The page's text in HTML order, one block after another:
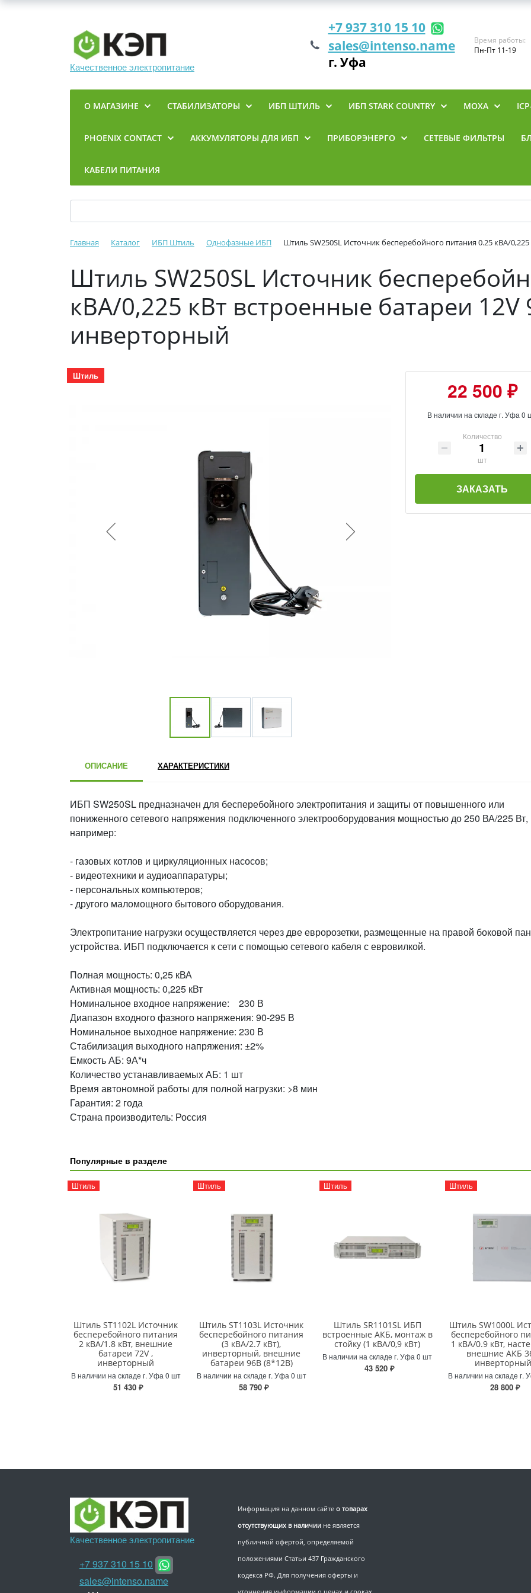
Качественное электропитание
+7 937 310 15 10
sales@intenso.name
г. Уфа
Время работы:
Пн-Пт 11-19
О МАГАЗИНЕ СТАБИЛИЗАТОРЫ ИБП ШТИЛЬ ИБП STARK COUNTRY MOXA
PHOENIX CONTACT АККУМУЛЯТОРЫ ДЛЯ ИБП ПРИБОРЭНЕРГО СЕТЕВЫЕ ФИЛЬТРЫ
КАБЕЛИ ПИТАНИЯ
Главная Каталог ИБП Штиль Однофазные ИБП Штиль SW250SL Источник бесперебойного питания 0.25 кВА/
Штиль SW250SL Источник
кВА/0,225 кВт встроенные батареи 12V
инверторный
Штиль
22 500 ₽
В наличии на складе г. Уфа 0
Количество
шт
ЗАКАЗАТЬ
ОПИСАНИЕ ХАРАКТЕРИСТИКИ
ИБП SW250SL предназначен для бесперебойного электропитания и защиты от повышенного или
пониженного сетевого напряжения подключенного электрооборудования мощностью до 250 ВА/225 Вт,
например:
- газовых котлов и циркуляционных насосов;
- видеотехники и аудиоаппаратуры;
- персональных компьютеров;
- другого маломощного бытового оборудования.
Электропитание нагрузки осуществляется через две евророзетки, размещенные на правой боковой
устройства. ИБП подключается к сети с помощью сетевого кабеля с евровилкой.
Полная мощность: 0,25 кВА
Активная мощность: 0,225 кВт
Номинальное входное напряжение: 230 В
Диапазон входного фазного напряжения: 90-295 В
Номинальное выходное напряжение: 230 В
Стабилизация выходного напряжения: ±2%
Емкость АБ: 9А*ч
Количество устанавливаемых АБ: 1 шт
Время автономной работы для полной нагрузки: >8 мин
Гарантия: 2 года
Страна производитель: Россия
Популярные в разделе
Штиль
Штиль ST1102L Источник
бесперебойного питания
2 кВА/1.8 кВт, внешние
батареи 72V ,
инверторный
В наличии на складе г. Уфа 0 шт
51 430 ₽
Штиль
Штиль ST1103L Источник
бесперебойного питания
(3 кВА/2.7 кВт),
инверторный, внешние
батареи 96В (8*12В)
В наличии на складе г. Уфа 0 шт
58 790 ₽
Штиль
Штиль SR1101SL ИБП
встроенные АКБ, монтаж в
стойку (1 кВА/0,9 кВт)
В наличии на складе г. Уфа 0 шт
43 520 ₽
Штиль
Штиль SW1000L
бесперебойного
1 кВА/0.9 кВт,
внешние АКБ
инверторный
В наличии на складе г.
28 800 ₽
Информация на данном сайте о товарах
отсутствующих в наличии не является
публичной офертой, определяемой
положениями Статьи 437 Гражданского
кодекса РФ. Для получения оферты и
Качественное электропитание
+7 937 310 15 10
sales@intenso.name